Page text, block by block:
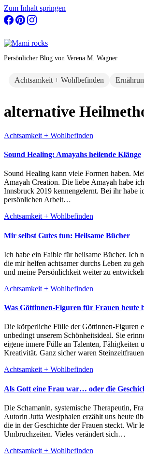
Zum Inhalt springen
Persönlicher Blog von Verena M. Wagner
Achtsamkeit + Wohlbefinden
alternative
Achtsamkeit + Wohlbefinden
Sound Healing: Amayahs heilende Klänge
Sound Healing kann viele Formen haben. Mein Zugang heißt
Amayah Creation. Die liebe Amayah habe
Innsbruck 2019 kennengelernt. Bei ihr habe
persönlichen Arbeit…
Achtsamkeit + Wohlbefinden
Mir selbst Gutes tun: Heilsame Bücher
Ich habe ein Faible für heilsame Bücher. Ich nenne alle Bücher so,
die mir helfen achtsamer durchs Leben zu
und meine Persönlichkeit weiter zu
Achtsamkeit + Wohlbefinden
Was Göttinnen-Figuren für Frauen heute
Die körperliche Fülle der Göttinnen-Figuren entspricht nicht
unbedingt unserem Schönheitsideal. Sie
eigene innere Fülle an Talenten, Fähigkeiten
Kreativität. Ganz sicher waren
Achtsamkeit + Wohlbefinden
Als Gott eine Frau war… oder die
Die Schamanin, systemische Therapeutin, Frauenkreisleiterin und
Autorin Jutta Westphalen erzählt uns heute
die in der Geschichte der Frauen steckt. Wir
Umbruchzeiten. Vieles verändert sich…
Achtsamkeit + Wohlbefinden